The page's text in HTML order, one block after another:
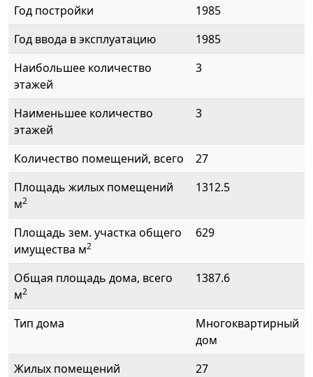
Год постройки
1985
Год ввода в эксплуатацию
1985
Наибольшее количество
этажей
3
Наименьшее количество
этажей
3
Количество помещений, всего
27
Площадь жилых помещений
м2
1312.5
Площадь зем. участка общего
имущества м2
629
Общая площадь дома, всего
м2
1387.6
Тип дома
Многоквартирный
дом
Жилых помещений
27